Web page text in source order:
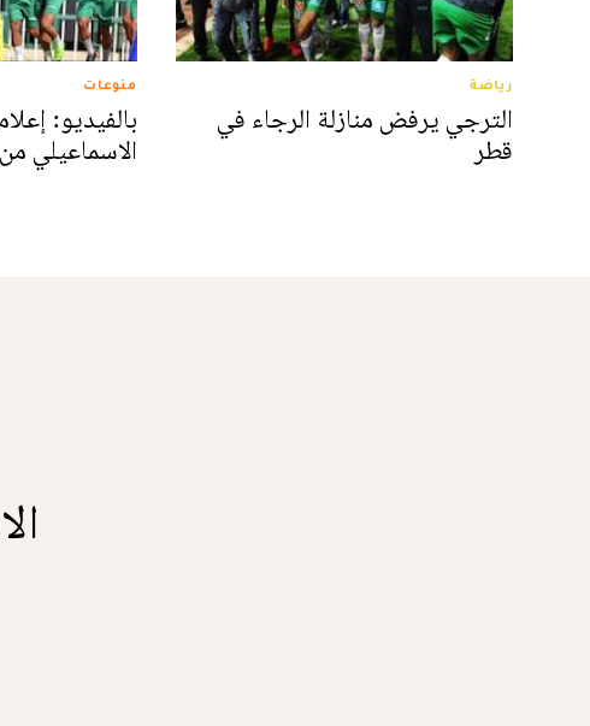
رياضة
الترجي يرفض منازلة الرجاء في
قطر
منوعات
بالفيديو:
الاسماعيلي